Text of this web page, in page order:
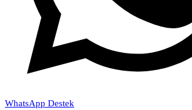
WhatsApp Destek